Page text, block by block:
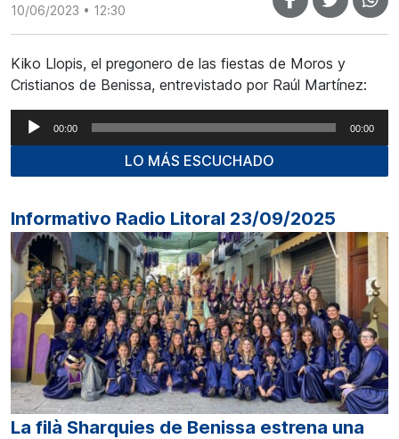
10/06/2023 • 12:30
Kiko Llopis, el pregonero de las fiestas de Moros y
Cristianos de Benissa, entrevistado por Raúl Martínez:
Reproductor
de
00:00 00:00
LO MÁS ESCUCHADO
Informativo Radio Litoral 23/09/2025
La filà Sharquies de Benissa estrena una